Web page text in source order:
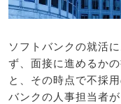
ソフトバンクの就活
ず、面接に進めるか
と、その時点で不採
バンクの人事担当者